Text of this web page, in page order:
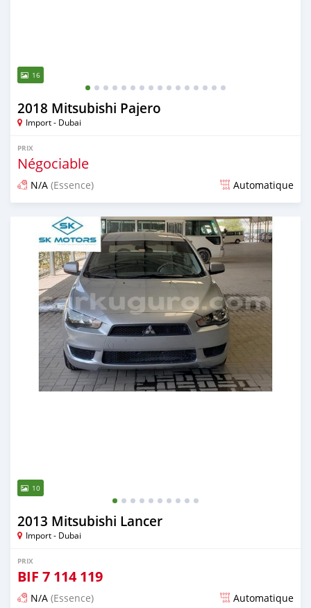
16
2018 Mitsubishi Pajero
Import - Dubai
PRIX
Négociable
N/A (Essence) Automatique
Publié il y a presque 6 ans
10
2013 Mitsubishi Lancer
Import - Dubai
PRIX
BIF 7 114 119
N/A (Essence) Automatique